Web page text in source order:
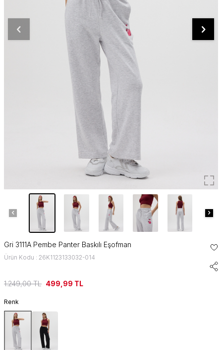
Gri 3111A Pembe Panter Baskılı Eşofman
Ürün Kodu : 26K1123133032-014
1.249,00TL 499,99 TL
Renk